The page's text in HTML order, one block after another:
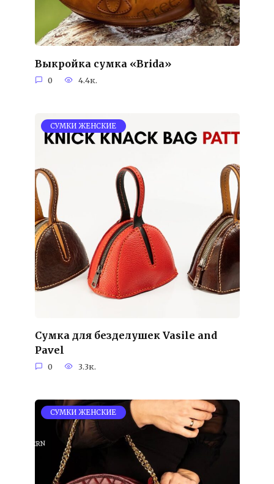
Выкройка сумка «Brida»
0 4.4к.
СУМКИ ЖЕНСКИЕ
Сумка для безделушек Vasile and
Pavel
0 3.3к.
СУМКИ ЖЕНСКИЕ